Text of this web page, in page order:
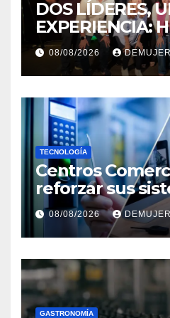
DOS LÍDERES,
EXPERIENCIA:
PANAMÁ Y
TRANSFORMAN
DE VIVIR EL
08/08/2026
TECNOLOGÍA
Centros
reforzar sus
seguridad ante
incremento de
el Décimo
08/08/2026
GASTRONOMÍA